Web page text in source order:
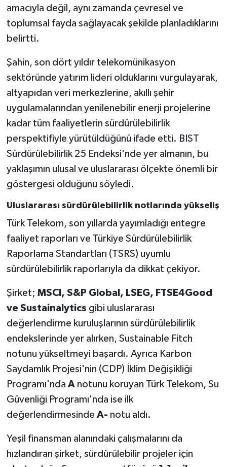
amacıyla değil, aynı zamanda çevresel ve
toplumsal fayda sağlayacak şekilde planladıklarını
belirtti.
Şahin, son dört yıldır telekomünikasyon
sektöründe yatırım lideri olduklarını vurgulayarak,
altyapıdan veri merkezlerine, akıllı şehir
uygulamalarından yenilenebilir enerji projelerine
kadar tüm faaliyetlerin sürdürülebilirlik
perspektifiyle yürütüldüğünü ifade etti. BIST
Sürdürülebilirlik 25 Endeksi'nde yer almanın, bu
yaklaşımın ulusal ve uluslararası ölçekte önemli bir
göstergesi olduğunu söyledi.
Uluslararası sürdürülebilirlik notlarında yükseliş
Türk Telekom, son yıllarda yayımladığı entegre
faaliyet raporları ve Türkiye Sürdürülebilirlik
Raporlama Standartları (TSRS) uyumlu
sürdürülebilirlik raporlarıyla da dikkat çekiyor.
Şirket; MSCI, S&P Global, LSEG, FTSE4Good
ve Sustainalytics gibi uluslararası
değerlendirme kuruluşlarının sürdürülebilirlik
endekslerinde yer alırken, Sustainable Fitch
notunu yükseltmeyi başardı. Ayrıca Karbon
Saydamlık Projesi'nin (CDP) İklim Değişikliği
Programı'nda Anotunu koruyan Türk Telekom, Su
Güvenliği Programı'nda ise ilk
değerlendirmesinde A- notu aldı.
Yeşil finansman alanındaki çalışmalarını da
hızlandıran şirket, sürdürülebilir projeler için